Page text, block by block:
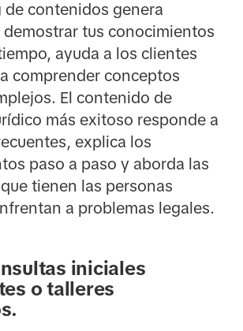
de contenidos genera
tus conocimientos
ayuda a los clientes
comprender conceptos
El contenido de
más exitoso responde a
explica los
paso a paso y aborda las
tienen las personas
a problemas legales.
iniciales
o talleres